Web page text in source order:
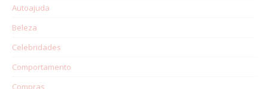
Autoajuda
Beleza
Celebridades
Comportamento
Compras